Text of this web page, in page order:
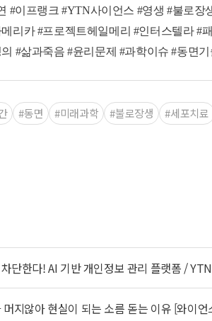
#이프랭크 #YTN사이언스 #영생 #불로
리카 #프로젝트헤일메리 #인터스텔라 #
#삶과죽음 #윤리문제 #과학이슈 #동면
#동면 #미래과학 #불로장생 #세포치료
단한다! AI 기반 개인정보 관리 플랫폼 /
지않아 현실이 되는 소름 돋는 이유 [와이